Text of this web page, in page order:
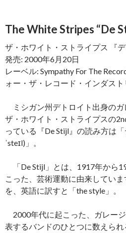
The White Stripes “De
ザ・ホワイト・ストライプス 『デ
発売: 2000年6月20日
レーベル: Sympathy For The
ォー・ザ・レコード・インダスト
ミシガン州デトロイト出身のガ
ザ・ホワイト・ストライプスの
っている『De Stijl』の読み方は
ˈsteɪl)」。
「De Stijl」とは、1917年から
こった、芸術運動に由来していま
を、英語に訳すと「the style」。
2000年代に起こった、ガレー
表するバンドのひとつに数えら